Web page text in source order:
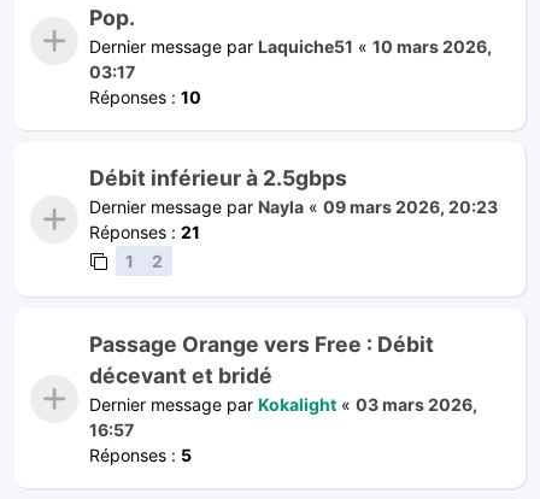
Pop.
Dernier message par Laquiche51 « 10 mars 2026,
03:17
Réponses : 10
Débit inférieur à 2.5gbps
Dernier message par Nayla « 09 mars 2026, 20:23
Réponses : 21
1
2
Passage Orange vers Free : Débit
décevant et bridé
Dernier message par Kokalight « 03 mars 2026,
16:57
Réponses : 5